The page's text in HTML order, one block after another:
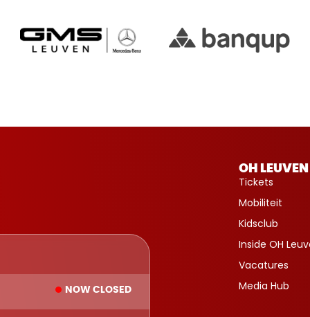
NOW CLOSED
OH LEUVEN
Tickets
Mobiliteit
Kidsclub
Inside OH
Vacatures
Media Hub